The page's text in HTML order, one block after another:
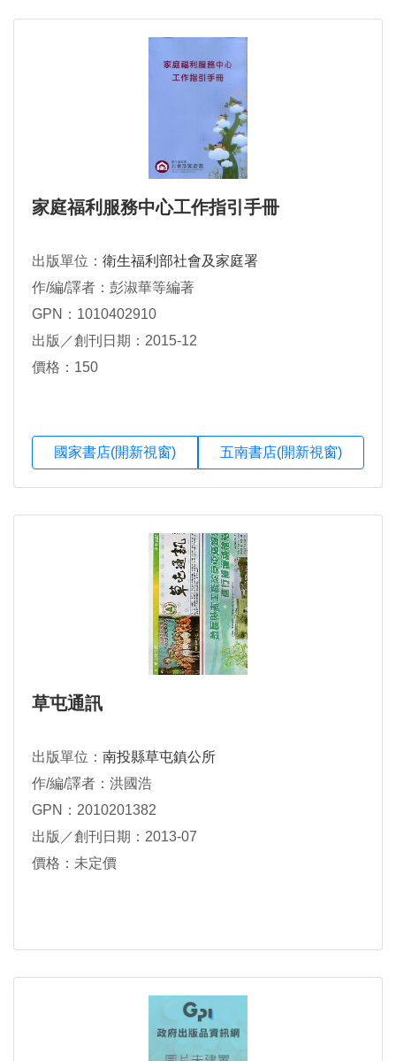
家庭福利服務中心工作指引手冊
出版單位： 衛生福利部社會及家庭署
作/編/譯者：彭淑華等編著
GPN：1010402910
出版／創刊日期：2015-12
價格：150
國家書店(開新視窗) 五南書店(開新視窗)
草屯通訊
出版單位： 南投縣草屯鎮公所
作/編/譯者：洪國浩
GPN：2010201382
出版／創刊日期：2013-07
價格：未定價